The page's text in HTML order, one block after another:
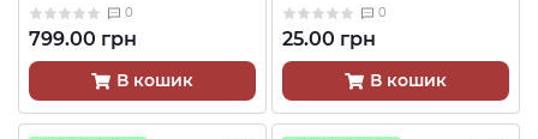
0
799.00 грн
В кошик
0
25.00 грн
В кошик